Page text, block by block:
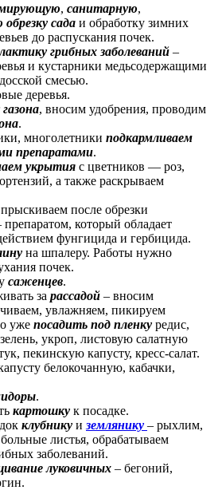
, санитарную,
обрезку сада и обработку зимних
до распускания почек.
грибных заболеваний –
и кустарники медьсодержащими
смесью.
деревья.
, вносим удобрения, проводим
.
многолетники подкармливаем
препаратами.
укрытия с цветников — роз,
а также раскрываем
после обрезки
который обладает
фунгицида и гербицида.
на шпалеру. Работы нужно
почек.
саженцев.
за рассадой – вносим
увлажняем, пикируем
уже посадить под пленку редис,
укроп, листовую салатную
пекинскую капусту, кресс-салат.
белокочанную, кабачки,
.
картошку к посадке.
клубнику и землянику – рыхлим,
листья, обрабатываем
заболеваний.
луковичных – бегоний,